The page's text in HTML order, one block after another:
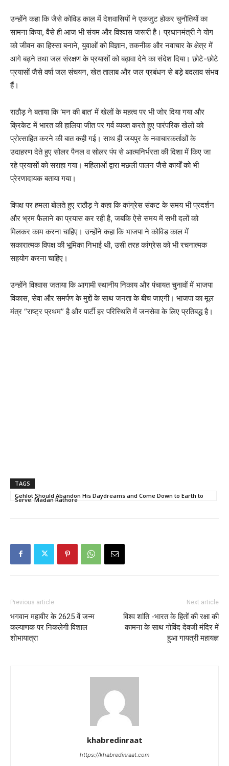
उन्होंने कहा कि जैसे कोविड काल में देशवासियों ने एकजुट होकर चुनौतियों का
सामना किया, वैसे ही आज भी संयम और विश्वास जरूरी है। प्रधानमंत्री ने योग
को जीवन का हिस्सा बनाने, युवाओं को विज्ञान, तकनीक और नवाचार के क्षेत्र में
आगे बढ़ने तथा जल संरक्षण के प्रयासों को बढ़ावा देने का संदेश दिया। छोटे-छोटे
प्रयासों जैसे वर्षा जल संचयन, खेत तालाब और जल प्रबंधन से बड़े बदलाव संभव
हैं।
राठौड़ ने बताया कि ‘मन की बात’ में खेलों के महत्व पर भी जोर दिया गया और
क्रिकेट में भारत की हालिया जीत पर गर्व व्यक्त करते हुए पारंपरिक खेलों को
प्रोत्साहित करने की बात कही गई। साथ ही जयपुर के नवाचारकर्ताओं के
उदाहरण देते हुए सोलर पैनल व सोलर पंप से आत्मनिर्भरता की दिशा में किए जा
रहे प्रयासों को सराहा गया। महिलाओं द्वारा मछली पालन जैसे कार्यों को भी
प्रेरणादायक बताया गया।
विपक्ष पर हमला बोलते हुए राठौड़ ने कहा कि कांग्रेस संकट के समय भी प्रदर्शन
और भ्रम फैलाने का प्रयास कर रही है, जबकि ऐसे समय में सभी दलों को
मिलकर काम करना चाहिए। उन्होंने कहा कि भाजपा ने कोविड काल में
सकारात्मक विपक्ष की भूमिका निभाई थी, उसी तरह कांग्रेस को भी रचनात्मक
सहयोग करना चाहिए।
उन्होंने विश्वास जताया कि आगामी स्थानीय निकाय और पंचायत चुनावों में भाजपा
विकास, सेवा और समर्पण के मुद्दों के साथ जनता के बीच जाएगी। भाजपा का मूल
मंत्र “राष्ट्र प्रथम” है और पार्टी हर परिस्थिति में जनसेवा के लिए प्रतिबद्ध है।
TAGS
Gehlot Should Abandon His Daydreams and Come Down to Earth to
Serve: Madan Rathore
Previous article
भगवान महावीर के 2625 वें जन्म
कल्याणक पर निकलेगी विशाल
शोभायात्रा
Next article
विश्व शांति -भारत के हितों की रक्षा की
कामना के साथ गोविंद देवजी मंदिर में
हुआ गायत्री महायज्ञ
khabredinraat
https://khabredinraat.com